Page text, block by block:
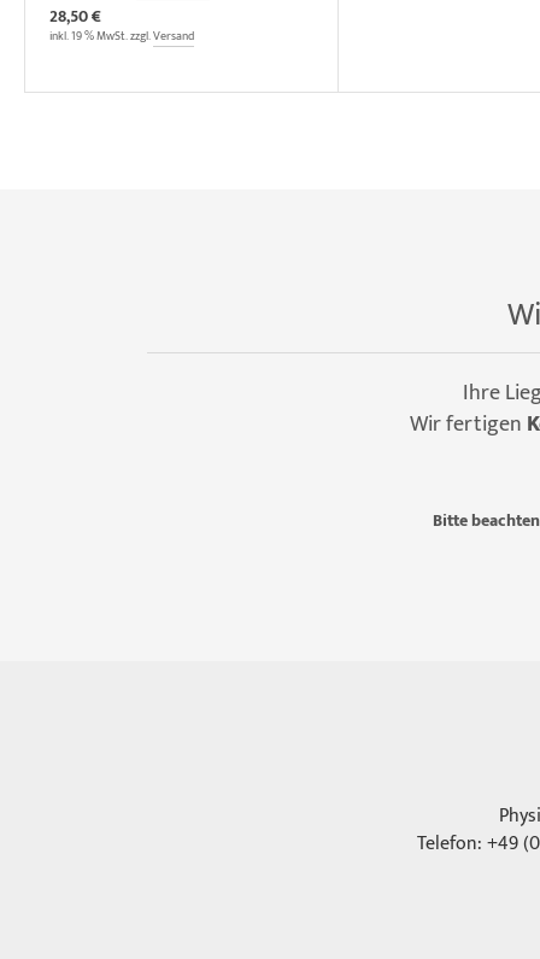
28,50 €
inkl. 19 % MwSt. zzgl.Versand
Ihre
Wir fertigen
Bitte
Telefon: +49